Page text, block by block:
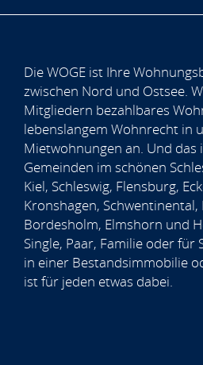
Die WOGE ist Ihre
zwischen Nord und Ostsee.
Mitgliedern bezahlbares
lebenslangem Wohnrecht in
Mietwohnungen an. Und das
Gemeinden im schönen
Kiel, Schleswig, Flensburg,
Kronshagen,
Bordesholm, Elmshorn und
Single, Paar, Familie oder
in einer Bestandsimmobilie
ist für jeden etwas dabei.